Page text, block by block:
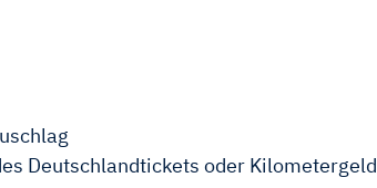
Deutschlandtickets oder Kilometergeld